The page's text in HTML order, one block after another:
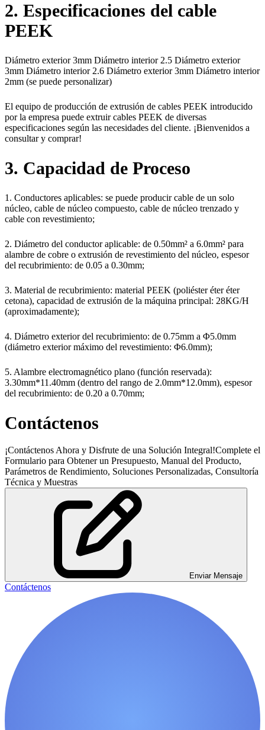
2. Especificaciones del cable
PEEK
Diámetro exterior 3mm Diámetro interior 2.5 Diámetro exterior
3mm Diámetro interior 2.6 Diámetro exterior 3mm Diámetro interior
2mm (se puede personalizar)
El equipo de producción de extrusión de cables PEEK introducido
por la empresa puede extruir cables PEEK de diversas
especificaciones según las necesidades del cliente. ¡Bienvenidos a
consultar y comprar!
3. Capacidad de Proceso
1. Conductores aplicables: se puede producir cable de un solo
núcleo, cable de núcleo compuesto, cable de núcleo trenzado y
cable con revestimiento;
2. Diámetro del conductor aplicable: de 0.50mm² a 6.0mm² para
alambre de cobre o extrusión de revestimiento del núcleo, espesor
del recubrimiento: de 0.05 a 0.30mm;
3. Material de recubrimiento: material PEEK (poliéster éter éter
cetona), capacidad de extrusión de la máquina principal: 28KG/H
(aproximadamente);
4. Diámetro exterior del recubrimiento: de 0.75mm a Φ5.0mm
(diámetro exterior máximo del revestimiento: Φ6.0mm);
5. Alambre electromagnético plano (función reservada):
3.30mm*11.40mm (dentro del rango de 2.0mm*12.0mm), espesor
del recubrimiento: de 0.20 a 0.70mm;
Contáctenos
¡Contáctenos Ahora y Disfrute de una Solución Integral!Complete el
Formulario para Obtener un Presupuesto, Manual del Producto,
Parámetros de Rendimiento, Soluciones Personalizadas, Consultoría
Técnica y Muestras
Enviar Mensaje
Contáctenos